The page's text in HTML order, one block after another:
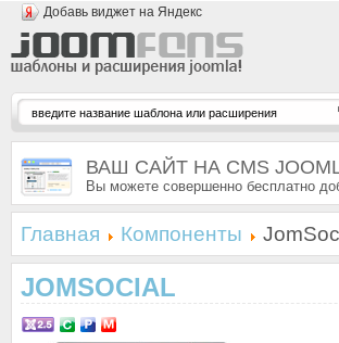
Добавь виджет на Яндекс
ВАШ САЙТ НА CMS
Вы можете совершенно бесплатно
Главная Компоненты
JOMSOCIAL